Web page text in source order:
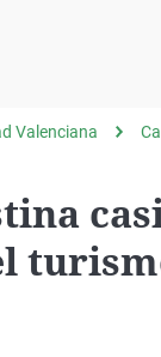
Viuda
Valenciana